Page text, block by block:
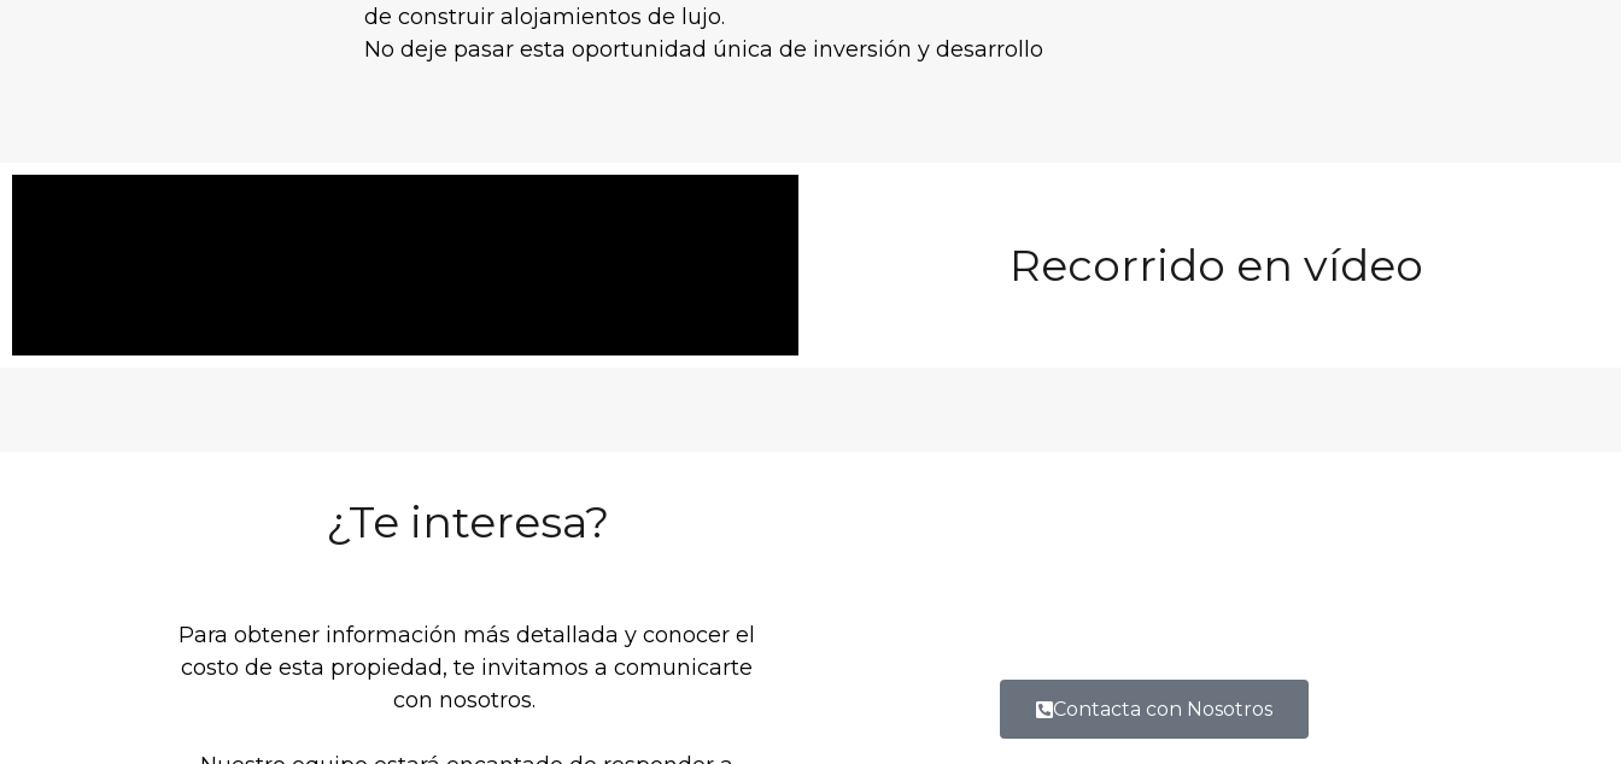
de construir alojamientos de lujo.
No deje pasar esta oportunidad única de inversión y desarrollo
Recorrido en vídeo
¿Te interesa?
Para obtener información más detallada y conocer el
costo de esta propiedad, te invitamos a comunicarte
con nosotros.
Contacta con Nosotros